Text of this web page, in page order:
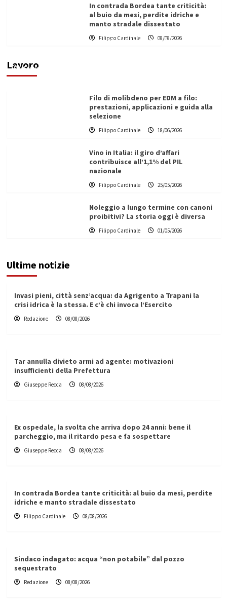
In contrada Bordea tante criticità:
al buio da mesi, perdite idriche e
manto stradale dissestato
Filippo Cardinale 08/08/2026
Lavoro
L’ingegnere saccense Buscarnera partner chiave
di un progetto transnazionale per la transizione
Filippo Cardinale
Filo di molibdeno per EDM a filo:
prestazioni, applicazioni e guida alla
selezione
Filippo Cardinale 18/06/2026
Vino in Italia: il giro d’affari
contribuisce all’1,1% del PIL
nazionale
Filippo Cardinale 25/05/2026
Noleggio a lungo termine con canoni
proibitivi? La storia oggi è diversa
Filippo Cardinale 01/05/2026
Ultime notizie
Invasi pieni, città senz’acqua: da Agrigento a Trapani la
crisi idrica è la stessa. E c’è chi invoca l’Esercito
Redazione 08/08/2026
Tar annulla divieto armi ad agente: motivazioni
insufficienti della Prefettura
Giuseppe Recca 08/08/2026
Ex ospedale, la svolta che arriva dopo 24 anni: bene il
parcheggio, ma il ritardo pesa e fa sospettare
Giuseppe Recca 08/08/2026
In contrada Bordea tante criticità: al buio da mesi, perdite
idriche e manto stradale dissestato
Filippo Cardinale 08/08/2026
Sindaco indagato: acqua “non potabile” dal pozzo
sequestrato
Redazione 08/08/2026